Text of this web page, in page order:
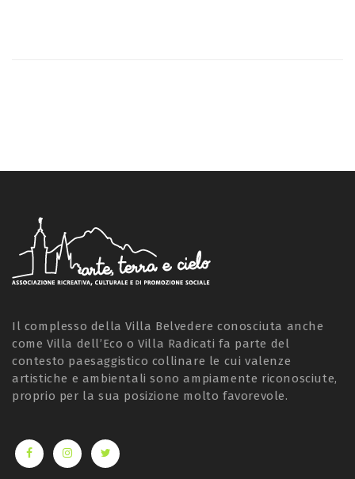
Il complesso della Villa Belvedere conosciuta anche
come Villa dell’Eco o Villa Radicati fa parte del
contesto paesaggistico collinare le cui valenze
artistiche e ambientali sono ampiamente riconosciute,
proprio per la sua posizione molto favorevole.